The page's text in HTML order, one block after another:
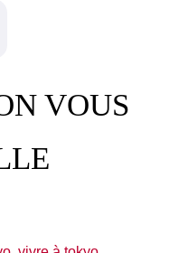
VOUS